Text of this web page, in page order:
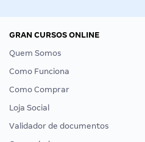
GRAN CURSOS ONLINE
Quem Somos
Como Funciona
Como Comprar
Loja Social
Validador de documentos